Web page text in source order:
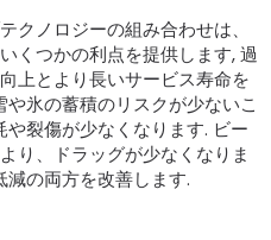
クノロジーの組み合わせは、
くつかの利点を提供します, 過
上とより長いサービス寿命を
氷の蓄積のリスクが少ないこ
裂傷が少なくなります. ビー
り、ドラッグが少なくなりま
の両方を改善します.